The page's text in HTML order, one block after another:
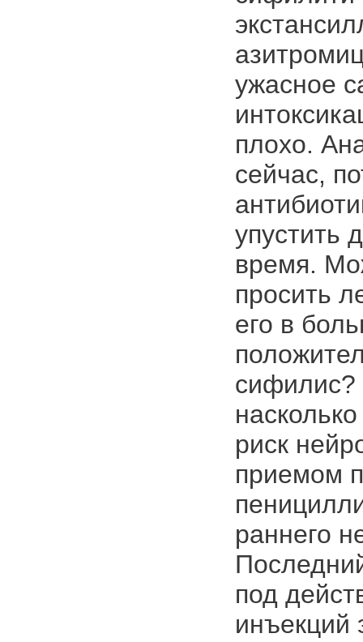
ужасное
плохо.
сейчас,
упустить
время.
просить
его в
риск
приемом
раннего
под
инъекций